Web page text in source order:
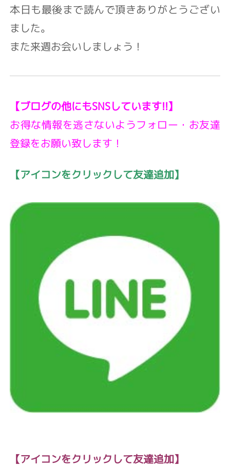
本日も最後まで読んで頂きありがとうござい
ました。
また来週お会いしましょう！
【ブログの他にもSNSしています!!】
お得な情報を逃さないようフォロー・お友達
登録をお願い致します！
【アイコンをクリックして友達追加】
【アイコンをクリックして友達追加】